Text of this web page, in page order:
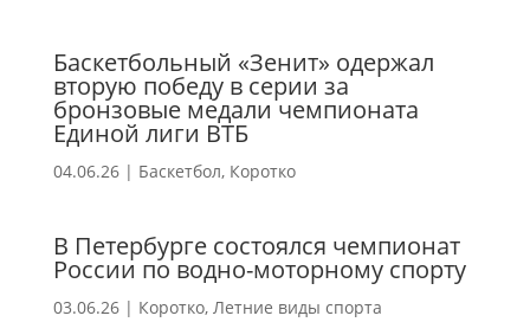
Баскетбольный «Зенит» одержал
вторую победу в серии за
бронзовые медали чемпионата
Единой лиги ВТБ
04.06.26| Баскетбол, Коротко
В Петербурге состоялся чемпионат
России по водно-моторному спорту
03.06.26| Коротко, Летние виды спорта